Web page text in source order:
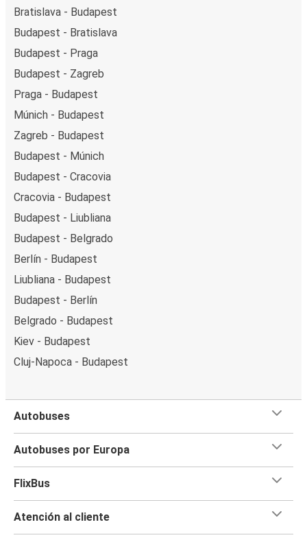
Bratislava - Budapest
Budapest - Bratislava
Budapest - Praga
Budapest - Zagreb
Praga - Budapest
Múnich - Budapest
Zagreb - Budapest
Budapest - Múnich
Budapest - Cracovia
Cracovia - Budapest
Budapest - Liubliana
Budapest - Belgrado
Berlín - Budapest
Liubliana - Budapest
Budapest - Berlín
Belgrado - Budapest
Kiev - Budapest
Cluj-Napoca - Budapest
Autobuses
Autobuses por Europa
FlixBus
Atención al cliente